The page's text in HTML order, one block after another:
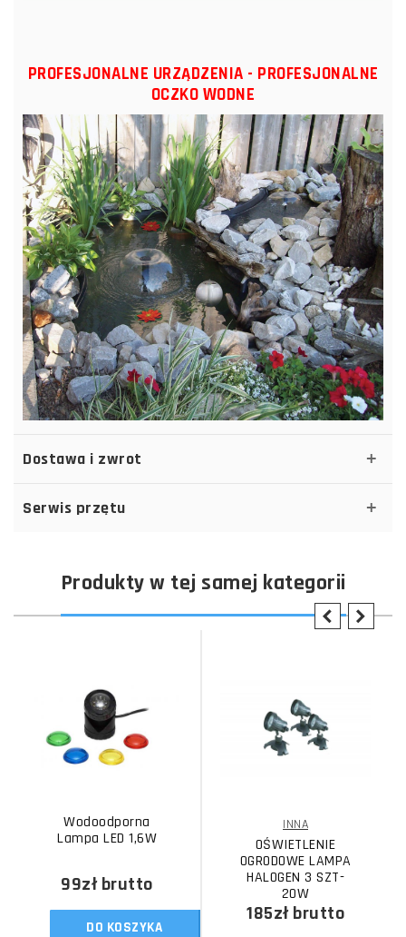
PROFESJONALNE URZĄDZENIA - PROFESJONALNE
OCZKO WODNE
Dostawa i zwrot
Serwis przętu
Produkty w tej samej kategorii
Wodoodporna
Lampa LED 1,6W
99złbrutto
DO KOSZYKA
INNA
OŚWIETLENIE
OGRODOWE LAMPA
HALOGEN 3 SZT-
20W
185złbrutto